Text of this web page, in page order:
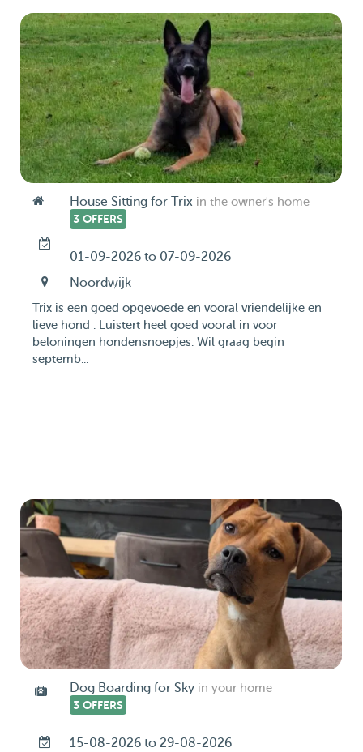
House Sitting for Trix in the owner's home
3 OFFERS
01-09-2026 to 07-09-2026
Noordwijk
Trix is een goed opgevoede en vooral vriendelijke en
lieve hond . Luistert heel goed vooral in voor
beloningen hondensnoepjes. Wil graag begin
septemb...
Dog Boarding for Sky in your home
3 OFFERS
15-08-2026 to 29-08-2026